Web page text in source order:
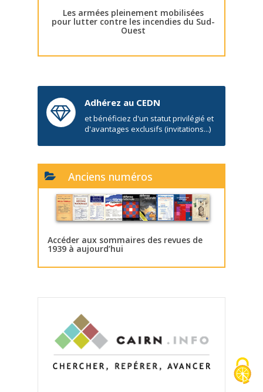
Les armées pleinement mobilisées
pour lutter contre les incendies du Sud-
Ouest
Adhérez au CEDN
et bénéficiez d'un statut privilégié et
d'avantages exclusifs (invitations...)
Anciens numéros
Accéder aux sommaires des revues de
1939 à aujourd’hui